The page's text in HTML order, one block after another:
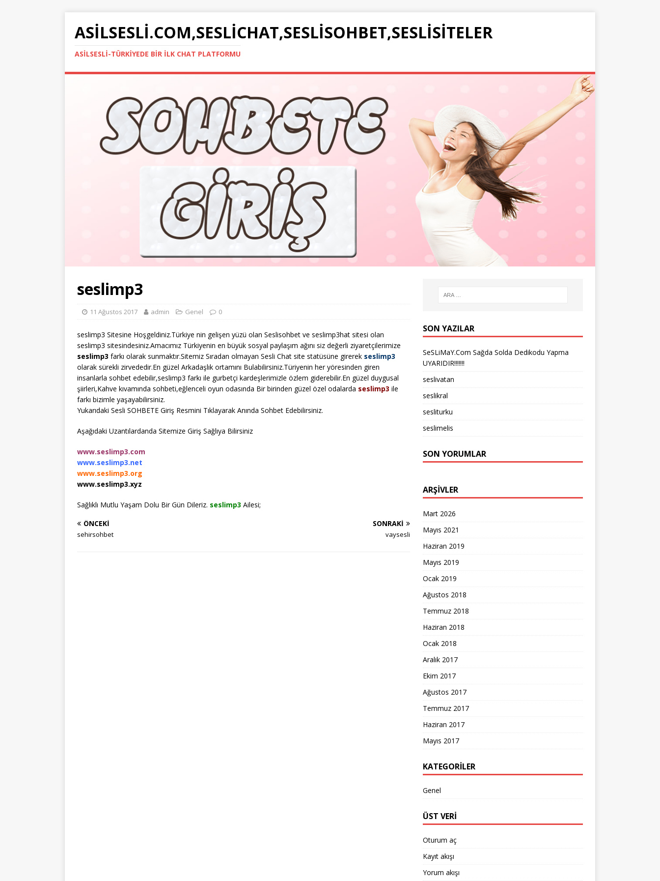
ASILSESLI.COM,SESLICHAT,SESLISOHBET,SESLISITELER
ASILSESLI-TÜRKIYEDE BIR İLK CHAT PLATFORMU
seslimp3
11 Ağustos 2017 admin Genel 0
seslimp3 Sitesine Hoşgeldiniz.Türkiye nin gelişen yüzü olan Seslisohbet ve seslimp3hat sitesi olan
seslimp3 sitesindesiniz.Amacımız Türkiyenin en büyük sosyal paylaşım ağını siz değerli ziyaretçilerimize
seslimp3 farkı olarak sunmaktır.Sitemiz Sıradan olmayan Sesli Chat site statüsüne girerek seslimp3
olarak sürekli zirvededir.En güzel Arkadaşlık ortamını Bulabilirsiniz.Türiyenin her yöresinden giren
insanlarla sohbet edebilir,seslimp3 farkı ile gurbetçi kardeşlerimizle özlem giderebilir.En güzel duygusal
şiirleri,Kahve kıvamında sohbeti,eğlenceli oyun odasında Bir birinden güzel özel odalarda seslimp3 ile
farkı bizimle yaşayabilirsiniz.
Yukarıdaki Sesli SOHBETE Giriş Resmini Tıklayarak Anında Sohbet Edebilirsiniz.
Aşağıdaki Uzantılardanda Sitemize Giriş Sağlıya Bilirsiniz
www.seslimp3.com
www.seslimp3.net
www.seslimp3.org
www.seslimp3.xyz
Sağlıklı Mutlu Yaşam Dolu Bir Gün Dileriz. seslimp3 Ailesi;
ÖNCEKI
sehirsohbet
SONRAKI
vaysesli
SON YAZILAR
SeSLiMaY.Com Sağda Solda Dedikodu Yapma
UYARIDIR!!!!!!!
seslivatan
seslikral
sesliturku
seslimelis
SON YORUMLAR
ARŞIVLER
Mart 2026
Mayıs 2021
Haziran 2019
Mayıs 2019
Ocak 2019
Ağustos 2018
Temmuz 2018
Haziran 2018
Ocak 2018
Aralık 2017
Ekim 2017
Ağustos 2017
Temmuz 2017
Haziran 2017
Mayıs 2017
KATEGORILER
Genel
ÜST VERI
Oturum aç
Kayıt akışı
Yorum akışı